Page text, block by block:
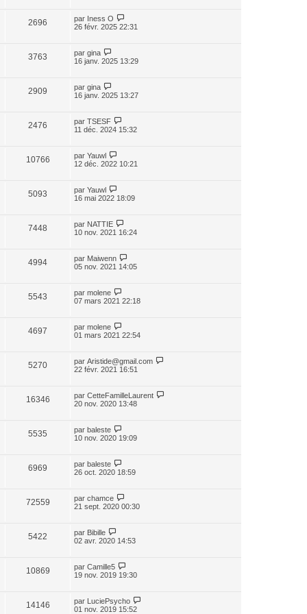
2696 par Iness O
26 févr. 2025 22:31
3763 par gina
16 janv. 2025 13:29
2909 par gina
16 janv. 2025 13:27
2476 par TSESF
11 déc. 2024 15:32
10766 par Yauwl
12 déc. 2022 10:21
5093 par Yauwl
16 mai 2022 18:09
7448 par NATTIE
10 nov. 2021 16:24
4994 par Maiwenn
05 nov. 2021 14:05
5543 par molene
07 mars 2021 22:18
4697 par molene
01 mars 2021 22:54
5270 par Aristide@gmail.com
22 févr. 2021 16:51
16346 par CetteFamilleLaurent
20 nov. 2020 13:48
5535 par baleste
10 nov. 2020 19:09
6969 par baleste
26 oct. 2020 18:59
72559 par chamce
21 sept. 2020 00:30
5422 par Bibille
02 avr. 2020 14:53
10869 par Camille5
19 nov. 2019 19:30
14146 par LuciePsycho
01 nov. 2019 15:52